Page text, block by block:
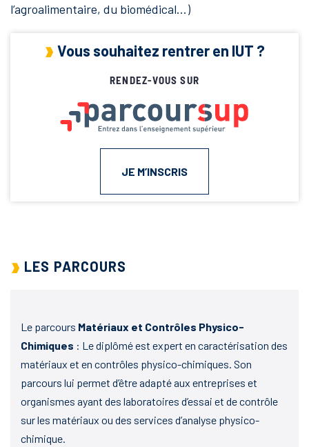
l’agroalimentaire, du biomédical…)
Vous souhaitez rentrer en IUT ?
RENDEZ-VOUS SUR
JE M’INSCRIS
LES PARCOURS
Le parcours Matériaux et Contrôles Physico-
Chimiques : Le diplômé est expert en caractérisation des
matériaux et en contrôles physico-chimiques. Son
parcours lui permet d’être adapté aux entreprises et
organismes ayant des laboratoires d’essai et de contrôle
sur les matériaux ou des services d’analyse physico-
chimique.